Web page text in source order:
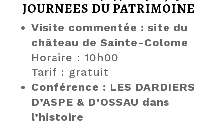
JOURNEES DU PATRIMOINE
Visite commentée : site du
château de Sainte-Colome
Horaire : 10h00
Tarif : gratuit
Conférence : LES DARDIERS
D’ASPE & D’OSSAU dans
l’histoire